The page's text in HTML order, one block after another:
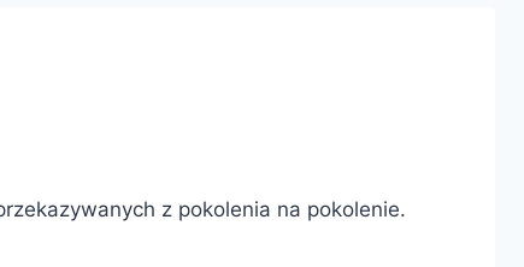
z pokolenia na pokolenie.